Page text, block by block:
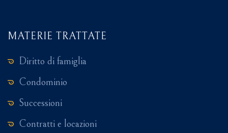
MATERIE TRATTATE
Diritto di famiglia
Condominio
Successioni
Contratti e locazioni